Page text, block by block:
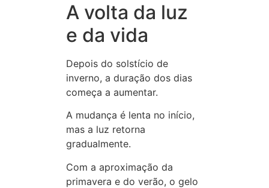
A volta da luz
e da vida
Depois do solstício de
inverno, a duração dos dias
começa a aumentar.
A mudança é lenta no início,
mas a luz retorna
gradualmente.
Com a aproximação da
primavera e do verão, o gelo